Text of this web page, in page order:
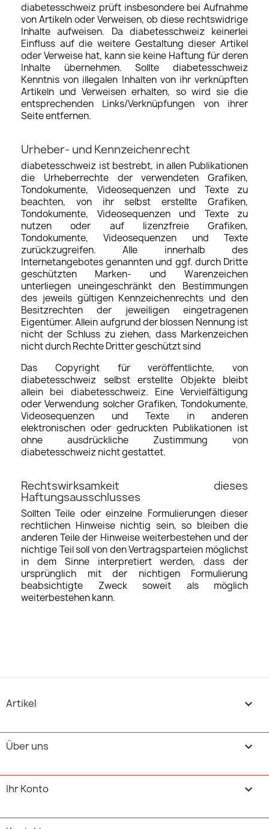
diabetesschweiz prüft insbesondere bei Aufnahme
von Artikeln oder Verweisen, ob diese rechtswidrige
Inhalte aufweisen. Da diabetesschweiz keinerlei
Einfluss auf die weitere Gestaltung dieser Artikel
oder Verweise hat, kann sie keine Haftung für deren
Inhalte übernehmen. Sollte diabetesschweiz
Kenntnis von illegalen Inhalten von ihr verknüpften
Artikeln und Verweisen erhalten, so wird sie die
entsprechenden Links/Verknüpfungen von ihrer
Seite entfernen.
Urheber- und Kennzeichenrecht
diabetesschweiz ist bestrebt, in allen Publikationen
die Urheberrechte der verwendeten Grafiken,
Tondokumente, Videosequenzen und Texte zu
beachten, von ihr selbst erstellte Grafiken,
Tondokumente, Videosequenzen und Texte zu
nutzen oder auf lizenzfreie Grafiken,
Tondokumente, Videosequenzen und Texte
zurückzugreifen. Alle innerhalb des
Internetangebotes genannten und ggf. durch Dritte
geschützten Marken- und Warenzeichen
unterliegen uneingeschränkt den Bestimmungen
des jeweils gültigen Kennzeichenrechts und den
Besitzrechten der jeweiligen eingetragenen
Eigentümer. Allein aufgrund der blossen Nennung ist
nicht der Schluss zu ziehen, dass Markenzeichen
nicht durch Rechte Dritter geschützt sind
Das Copyright für veröffentlichte, von
diabetesschweiz selbst erstellte Objekte bleibt
allein bei diabetesschweiz. Eine Vervielfältigung
oder Verwendung solcher Grafiken, Tondokumente,
Videosequenzen und Texte in anderen
elektronischen oder gedruckten Publikationen ist
ohne ausdrückliche Zustimmung von
diabetesschweiz nicht gestattet.
Rechtswirksamkeit dieses
Haftungsausschlusses
Sollten Teile oder einzelne Formulierungen dieser
rechtlichen Hinweise nichtig sein, so bleiben die
anderen Teile der Hinweise weiterbestehen und der
nichtige Teil soll von den Vertragsparteien möglichst
in dem Sinne interpretiert werden, dass der
ursprünglich mit der nichtigen Formulierung
beabsichtigte Zweck soweit als möglich
weiterbestehen kann.
Artikel 
Über uns 
Ihr Konto 